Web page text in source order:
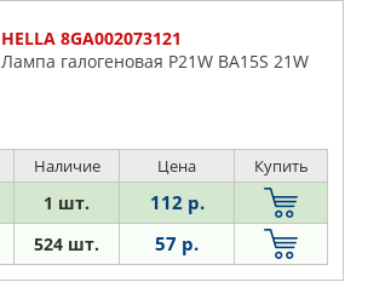
HELLA 8GA002073121
Лампа галогеновая P21W BA15S 21W
Наличие Цена Купить
1 шт. 112 р.
524 шт. 57 р.